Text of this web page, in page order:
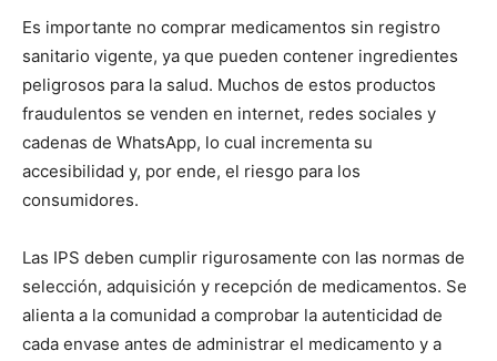
Es importante no comprar medicamentos sin registro
sanitario vigente, ya que pueden contener ingredientes
peligrosos para la salud. Muchos de estos productos
fraudulentos se venden en internet, redes sociales y
cadenas de WhatsApp, lo cual incrementa su
accesibilidad y, por ende, el riesgo para los
consumidores.
Las IPS deben cumplir rigurosamente con las normas de
selección, adquisición y recepción de medicamentos. Se
alienta a la comunidad a comprobar la autenticidad de
cada envase antes de administrar el medicamento y a